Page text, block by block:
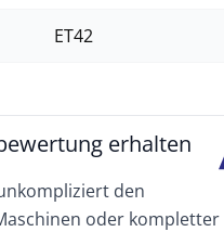
ET42
erhalten
den
oder kompletter